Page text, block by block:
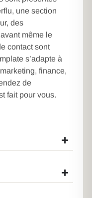
une section
des
même le
contact sont
s’adapte à
finance,
de
fait pour vous.